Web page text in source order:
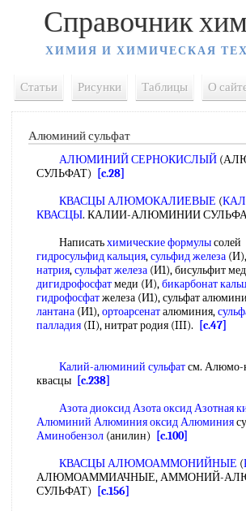
Справочник
ХИМИЯ И ХИМИЧЕСКАЯ
Статьи Рисунки Таблицы О
Алюминий сульфат
АЛЮМИНИЙ СЕРНОКИСЛЫЙ
СУЛЬФАТ)
[c.28]
КВАСЦЫ АЛЮМОКАЛИЕВЫЕ (
КВАСЦЫ. КАЛИИ-АЛЮМИНИИ
Написатьхимические формулысолей
гидросульфид кальция,сульфид железа (И),
натрия,сульфат железа (И1), бисульфит
дигидрофосфатмеди (И),бикарбонат
гидрофосфатжелеза (И1), сульфат
лантана (И1),ортоарсенаталюминия,
палладия (II), нитрат родия (III). [c.47]
Калий-алюминий сульфатсм. Алюмо-
квасцы [c.238]
Азота диоксид Азота оксидАзотная
Алюминий Алюминияоксид Алюминия
Аминобензол (анилин)
[c.100]
КВАСЦЫ АЛЮМОАММОНИЙНЫЕ (
АЛЮМОАММИАЧНЫЕ, АММОНИЙ-
СУЛЬФАТ)
[c.156]